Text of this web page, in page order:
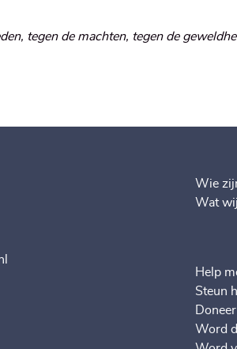
tegen de machten, tegen de
Wie
Wat
Help
Steun
Word